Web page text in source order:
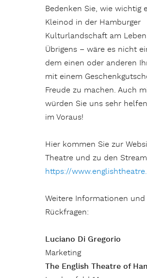
Bedenken Sie, wie wichtig
Kleinod in der Hamburger
Kulturlandschaft am
Übrigens – wäre es nicht
dem einen oder anderen
mit einem
Freude zu machen. Auch
würden Sie uns sehr
im Voraus!
Hier kommen Sie zur
Theatre und zu den
https://
Weitere Informationen
Rückfragen:
Luciano Di Gregorio
Marketing
The English Theatre of